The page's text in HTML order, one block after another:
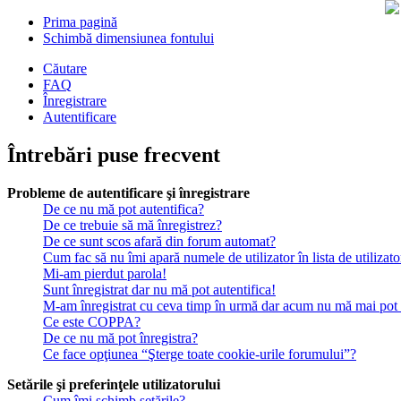
Prima pagină
Schimbă dimensiunea fontului
Căutare
FAQ
Înregistrare
Autentificare
Întrebări puse frecvent
Probleme de autentificare şi înregistrare
De ce nu mă pot autentifica?
De ce trebuie să mă înregistrez?
De ce sunt scos afară din forum automat?
Cum fac să nu îmi apară numele de utilizator în lista de
Mi-am pierdut parola!
Sunt înregistrat dar nu mă pot autentifica!
M-am înregistrat cu ceva timp în urmă dar acum nu mă mai pot
Ce este COPPA?
De ce nu mă pot înregistra?
Ce face opţiunea “Şterge toate cookie-urile forumului”?
Setările şi preferinţele utilizatorului